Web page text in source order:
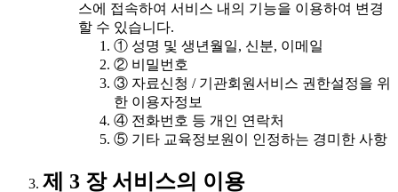
스에 접속하여 서비스 내의 기능을 이용하여 변경
할 수 있습니다.
① 성명 및 생년월일, 신분, 이메일
② 비밀번호
③ 자료신청 / 기관회원서비스 권한설정을 위
한 이용자정보
④ 전화번호 등 개인 연락처
⑤ 기타 교육정보원이 인정하는 경미한 사항
제 3 장 서비스의 이용